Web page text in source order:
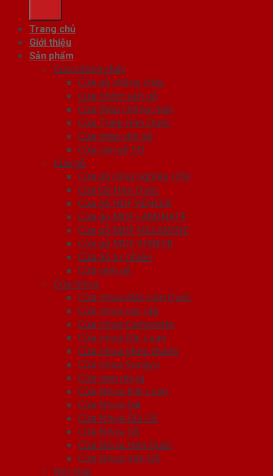
Trang chủ
Giới thiệu
Sản phẩm
Cửa chống cháy
Cửa gỗ chống cháy
Cửa nhôm vân gỗ
Cửa thép chống cháy
Cửa Thép Hàn Quốc
Cửa thép vân gỗ
Cửa vân gỗ 5D
Cửa gỗ
Cửa gỗ công nghiệp HDF
Cửa Gỗ Hàn Quốc
Cửa gỗ HDF VENEER
Cửa gỗ MDF LAMINATE
Cửa gỗ MDF MELAMINE
Cửa gỗ MDF VENEER
Cửa gỗ tự nhiên
Cửa vòm gỗ
Cửa nhựa
Cửa nhựa ABS Hàn Quốc
Cửa nhựa cao cấp
Cửa nhựa Composite
Cửa nhựa Đài Loan
Cửa nhựa ghép thanh
Cửa nhựa Sungyu
Cửa vòm nhựa
Cửa Nhựa Đài Loan
Cửa Nhựa Đẹp
Cửa Nhựa Giả Gỗ
Cửa Nhựa Gỗ
Cửa Nhựa Hàn Quốc
Cửa Nhựa Vân Gỗ
Nội thất